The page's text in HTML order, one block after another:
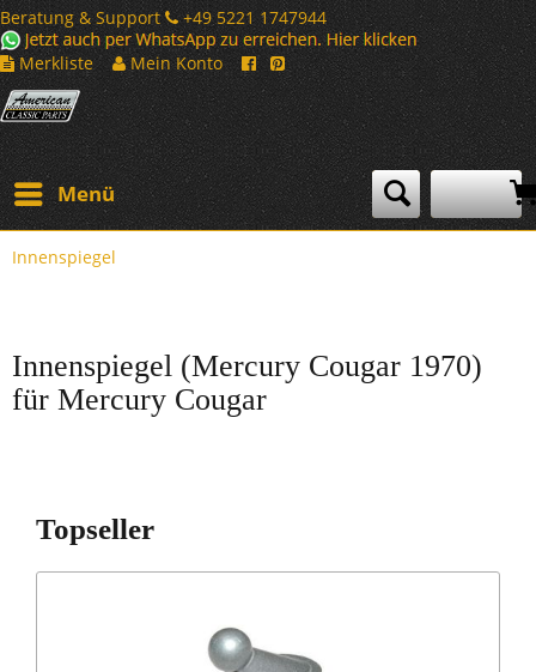
Beratung & Support
+49 5221 1747944
Merkliste
Mein Konto
Menü
Innenspiegel
Innenspiegel (Mercury Cougar 1970)
für Mercury Cougar
Topseller